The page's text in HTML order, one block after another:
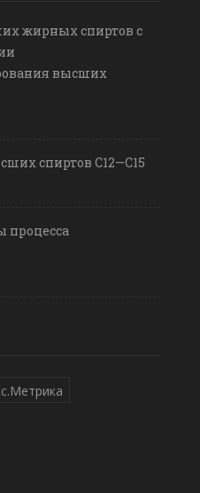
жирных спиртов с
высших
спиртов С12—С15
процесса